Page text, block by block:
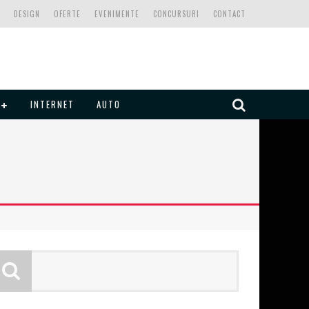
CONTACT
CONCURSURI
EVENIMENTE
OFERTE
DESIGN
INTERNET AUTO